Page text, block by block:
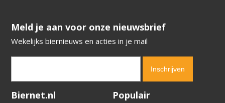
​​​​​​​Meld je aan voor onze nieuwsbrief
Wekelijks biernieuws en acties in je mail
Verification code:
Biernet.nl Populair